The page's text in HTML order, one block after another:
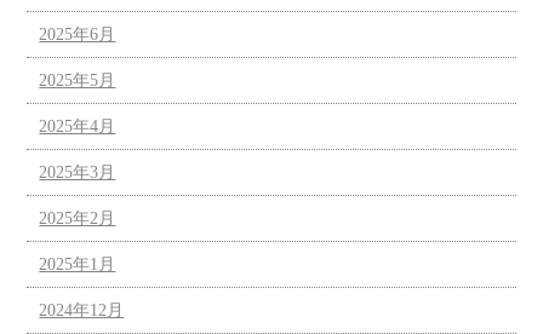
2025年6月
2025年5月
2025年4月
2025年3月
2025年2月
2025年1月
2024年12月